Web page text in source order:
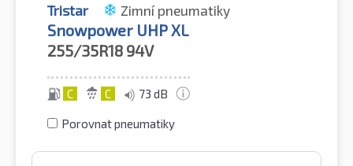
Tristar Zimní pneumatiky
Snowpower UHP XL
255/35R18 94V
C C 73 dB
Porovnat pneumatiky